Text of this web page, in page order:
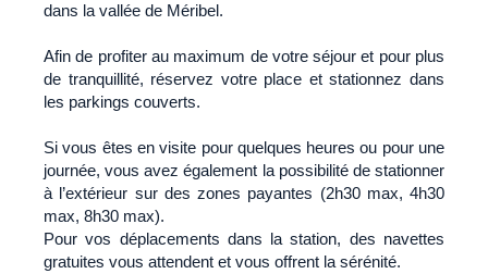
dans la vallée de Méribel.
Afin de profiter au maximum de votre séjour et pour plus
de tranquillité, réservez votre place et stationnez dans
les parkings couverts.
Si vous êtes en visite pour quelques heures ou pour une
journée, vous avez également la possibilité de stationner
à l’extérieur sur des zones payantes (2h30 max, 4h30
max, 8h30 max).
Pour vos déplacements dans la station, des navettes
gratuites vous attendent et vous offrent la sérénité.